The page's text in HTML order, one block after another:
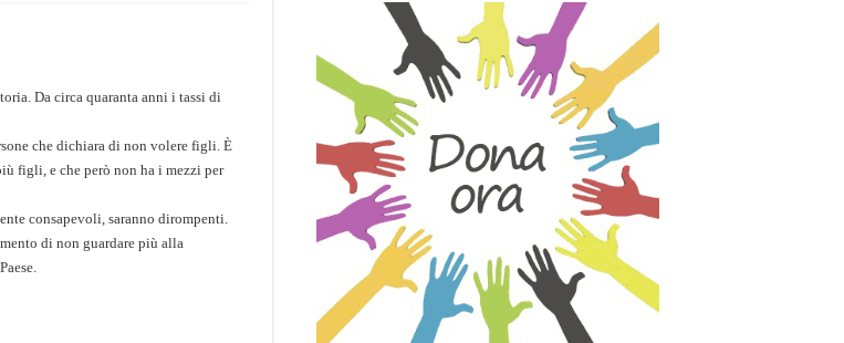
Da circa quaranta anni i tassi di
che dichiara di non volere figli. È
figli, e che però non ha i mezzi per
consapevoli, saranno dirompenti.
di non guardare più alla